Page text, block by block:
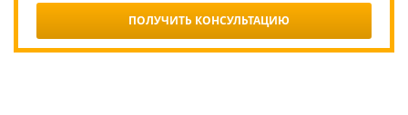
ПОЛУЧИТЬ КОНСУЛЬТАЦИЮ